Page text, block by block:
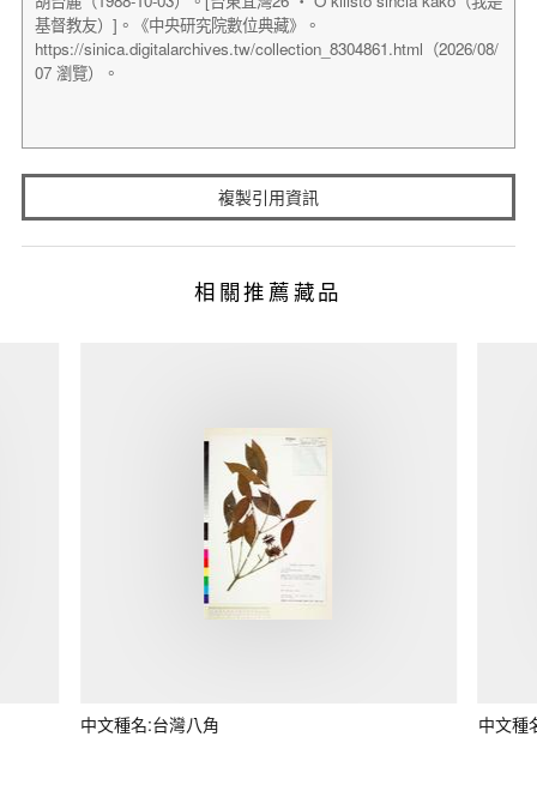
複製引用資訊
相關推薦藏品
中文種名:台灣八角 中文種